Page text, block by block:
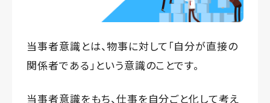
当事者意識とは、物事に対して「自分が直接の
関係者である」という意識のことです。
当事者意識をもち、仕事を自分ごと化して考え